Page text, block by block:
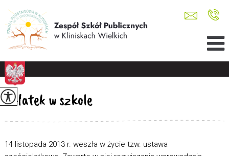
6-latek w szkole
14 listopada 2013 r. weszła w życie tzw. ustawa